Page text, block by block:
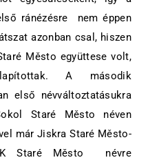
ránézésre nem éppen
azonban csal, hiszen
Město együttese volt,
A második
első névváltoztatásukra
Staré Město néven
már Jiskra Staré Město-
Staré Město névre